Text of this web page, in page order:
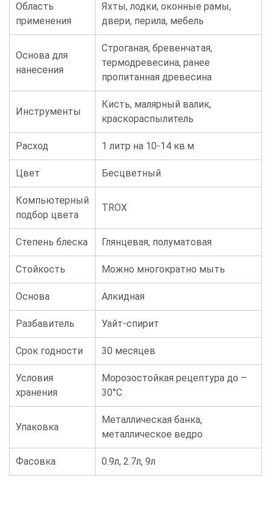
Область
применения
Яхты, лодки, оконные рамы,
двери, перила, мебель
Основа для
нанесения
Строганая, бревенчатая,
термодревесина, ранее
пропитанная древесина
Инструменты
Кисть, малярный валик,
краскораспылитель
Расход 1 литр на 10-14 кв.м
Цвет Бесцветный
Компьютерный
подбор цвета
TROX
Степень блеска Глянцевая, полуматовая
Стойкость Можно многократно мыть
Основа Алкидная
Разбавитель Уайт-спирит
Срок годности 30 месяцев
Условия
хранения
Морозостойкая рецептура до –
30°С
Упаковка
Металлическая банка,
металлическое ведро
Фасовка 0.9л, 2.7л, 9л